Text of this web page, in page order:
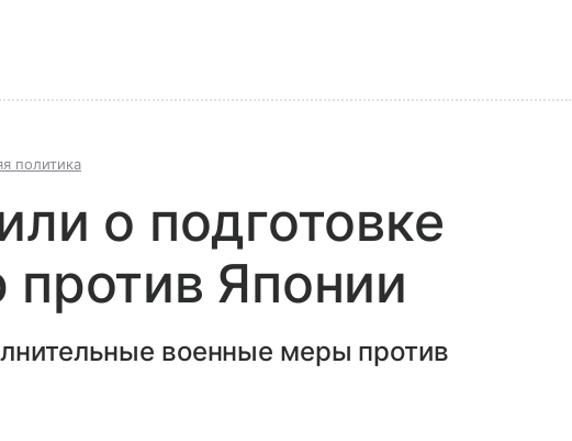
политика
о подготовке
Японии
военные меры против